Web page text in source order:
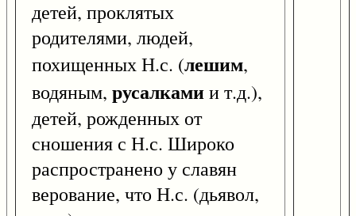
детей, проклятых
родителями, людей,
похищенных Н.с. (лешим,
водяным, русалкамии т.д.),
детей, рожденных от
сношения с Н.с. Широко
распространено у славян
верование, что Н.с. (дьявол,